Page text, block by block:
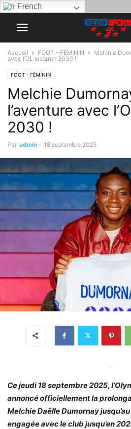
French
Accueil FOOT - FÉMININ
Melchie
avec l’OL jusqu’en 2030 !
FOOT - FÉMININ
Melchie
l’aventure avec
2030 !
Par admin - 18 septembre 2025
Ce jeudi 18 septembre 2025,
annoncé officiellement la
Melchie Daëlle Dumornay
engagée avec le club jusqu’en